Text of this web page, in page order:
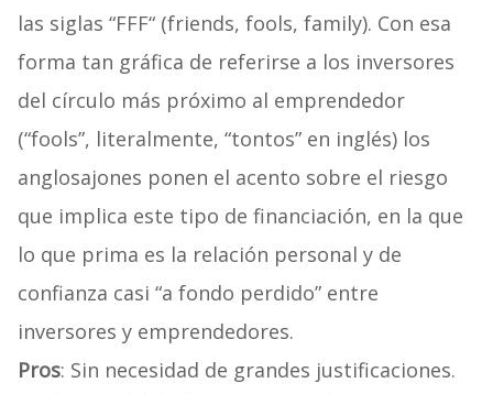
las siglas “FFF“ (friends, fools, family). Con esa
forma tan gráfica de referirse a los inversores
del círculo más próximo al emprendedor
(“fools”, literalmente, “tontos” en inglés) los
anglosajones ponen el acento sobre el riesgo
que implica este tipo de financiación, en la que
lo que prima es la relación personal y de
confianza casi “a fondo perdido” entre
inversores y emprendedores.
Pros: Sin necesidad de grandes justificaciones.